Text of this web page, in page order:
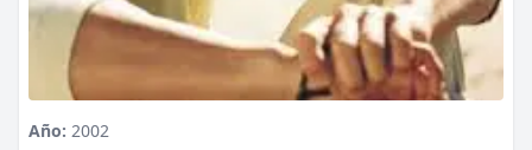
Año: 2002